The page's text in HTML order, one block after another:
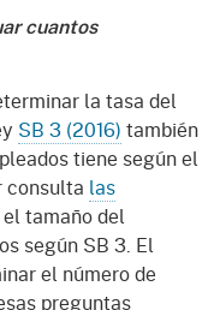
cuantos
la tasa del
SB 3 (2016) también
tiene según el
consulta las
tamaño del
según SB 3. El
el número de
preguntas